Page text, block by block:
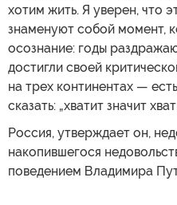
хотим жить. Я уверен, что
знаменуют собой момент,
осознание: годы
достигли своей
на трех континентах —
сказать: „хватит значит
Россия, утверждает он,
накопившегося
поведением Владимира